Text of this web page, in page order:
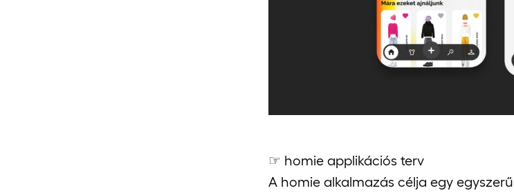
☞ homie applikációs terv
A homie alkalmazás célja egy